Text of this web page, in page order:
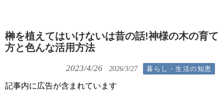
榊を植えてはいけないは昔の話!神様の木の育て
方と色んな活用方法
2023/4/26 2026/3/27 暮らし・生活の知恵
記事内に広告が含まれています